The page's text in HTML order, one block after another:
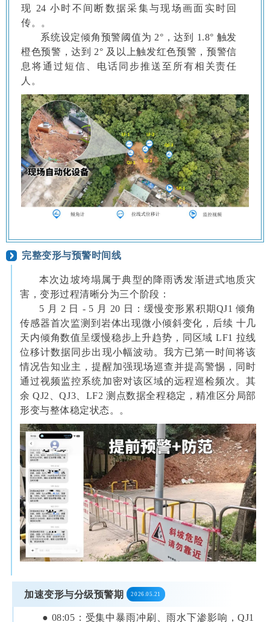
现 24 小时不间断数据采集与现场画面实时回
传。
。
系统设定倾角预警阈值为 2°，达到 1.8° 触发
橙色预警，达到 2° 及以上触发红色预警，预警信
息将通过短信、电话同步推送至所有相关责任
人。
完整变形与预警时间线
本次边坡垮塌属于典型的降雨诱发渐进式地质灾
害，变形过程清晰分为三个阶段：
5 月 2 日 - 5 月 20 日：缓慢变形累积期QJ1 倾角
传感器首次监测到岩体出现微小倾斜变化，后续 十几
天内倾角数值呈缓慢稳步上升趋势，同区域 LF1 拉线
位移计数据同步出现小幅波动。我方已第一时间将该
情况告知业主，提醒加强现场巡查并提高警惕，同时
通过视频监控系统加密对该区域的远程巡检频次。其
余 QJ2、QJ3、LF2 测点数据全程稳定，精准区分局部
形变与整体稳定状态。。
加速变形与分级预警期 2026.05.21
● 08:05：受集中暴雨冲刷、雨水下渗影响，QJ1